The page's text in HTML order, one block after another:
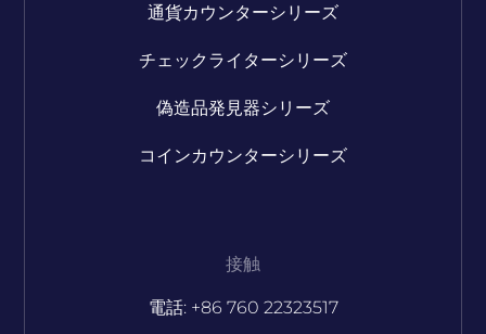
通貨カウンターシリーズ
チェックライターシリーズ
偽造品発見器シリーズ
コインカウンターシリーズ
接触
電話: +86 760 22323517